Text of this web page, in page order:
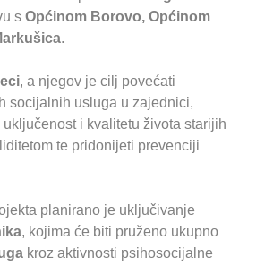
s Općinom Borovo, Općinom
.
, a njegov je cilj povećati
socijalnih usluga u zajednici,
i kvalitetu života starijih
te pridonijeti prevenciji
planirano je uključivanje
, kojima će biti pruženo ukupno
kroz aktivnosti psihosocijalne